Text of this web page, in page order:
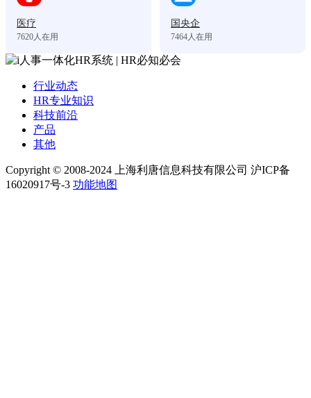
医疗
7620 人在用
国央企
7464 人在用
行业动态
HR专业知识
科技前沿
产品
其他
Copyright © 2008-2024 上海利唐信息科技有限公司 沪ICP备
16020917号-3 功能地图